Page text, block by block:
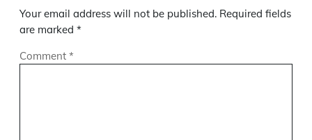
Your email address will not be published. Required fields
are marked *
Comment *